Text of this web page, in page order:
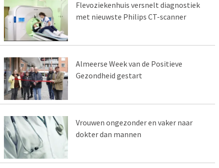
Flevoziekenhuis versnelt diagnostiek
met nieuwste Philips CT-scanner
Almeerse Week van de Positieve
Gezondheid gestart
Vrouwen ongezonder en vaker naar
dokter dan mannen